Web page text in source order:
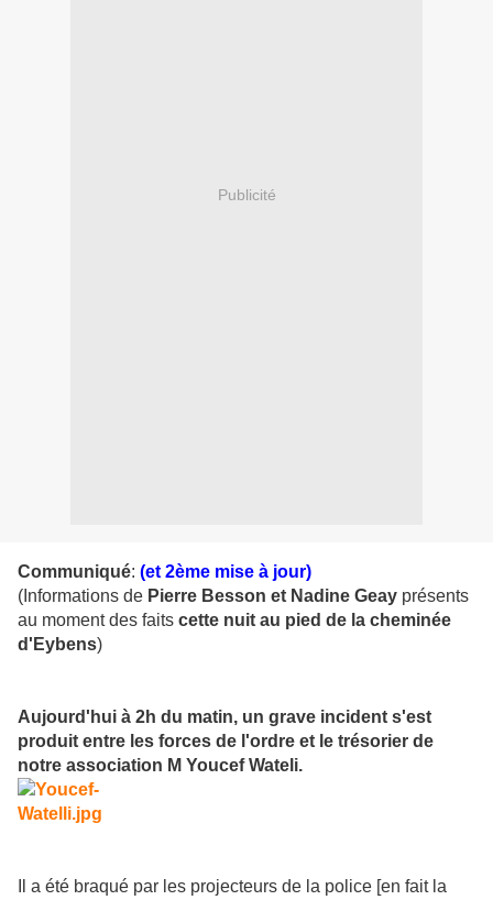
Publicité
Communiqué: (et 2ème mise à jour)
(Informations de Pierre Besson et Nadine Geay présents
au moment des faits cette nuit au pied de la cheminée
d'Eybens)
Aujourd'hui à 2h du matin, un grave incident s'est
produit entre les forces de l'ordre et le trésorier de
notre association M Youcef Wateli.
Il a été braqué par les projecteurs de la police [en fait la